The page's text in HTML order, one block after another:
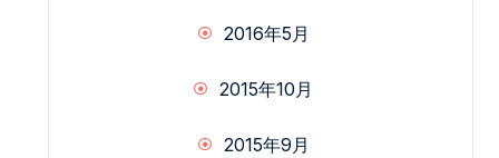
2016年5月
2015年10月
2015年9月